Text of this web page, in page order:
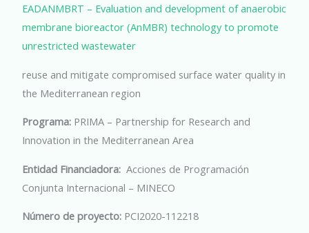
EADANMBRT – Evaluation and development of anaerobic
membrane bioreactor (AnMBR) technology to promote
unrestricted wastewater
reuse and mitigate compromised surface water quality in
the Mediterranean region
Programa: PRIMA – Partnership for Research and
Innovation in the Mediterranean Area
Entidad Financiadora:Acciones de Programación
Conjunta Internacional – MINECO
Número de proyecto: PCI2020-112218